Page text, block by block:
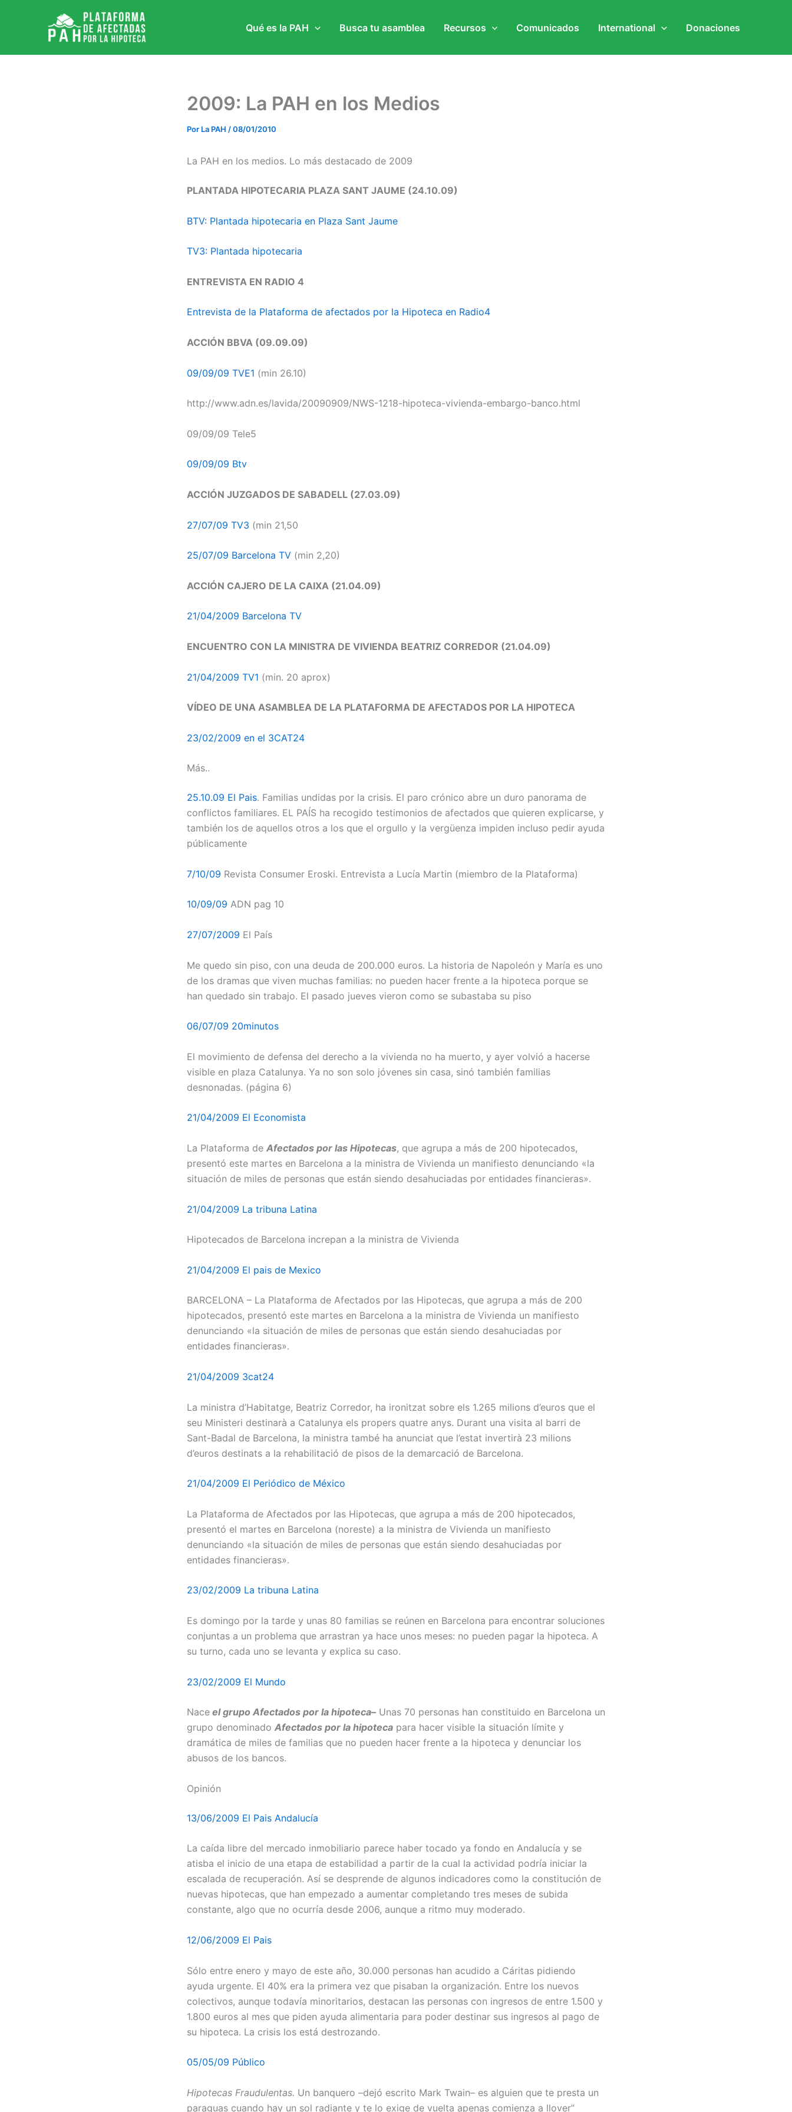
Qué es la PAH Busca tu asamblea Recursos Comunicados International Donaciones
2009: La PAH en los Medios
Por La PAH /08/01/2010
La PAH en los medios. Lo más destacado de 2009
PLANTADA HIPOTECARIA PLAZA SANT JAUME (24.10.09)
BTV: Plantada hipotecaria en Plaza Sant Jaume
TV3: Plantada hipotecaria
ENTREVISTA EN RADIO 4
Entrevista de la Plataforma de afectados por la Hipoteca en Radio4
ACCIÓN BBVA (09.09.09)
09/09/09 TVE1 (min 26.10)
http://www.adn.es/lavida/20090909/NWS-1218-hipoteca-vivienda-embargo-banco.html
09/09/09 Tele5
09/09/09 Btv
ACCIÓN JUZGADOS DE SABADELL (27.03.09)
27/07/09 TV3 (min 21,50
25/07/09 Barcelona TV (min 2,20)
ACCIÓN CAJERO DE LA CAIXA (21.04.09)
21/04/2009 Barcelona TV
ENCUENTRO CON LA MINISTRA DE VIVIENDA BEATRIZ CORREDOR (21.04.09)
21/04/2009 TV1 (min. 20 aprox)
VÍDEO DE UNA ASAMBLEA DE LA PLATAFORMA DE AFECTADOS POR LA HIPOTECA
23/02/2009 en el 3CAT24
Más..
25.10.09 El Pais. Familias undidas por la crisis. El paro crónico abre un duro panorama de
conflictos familiares. EL PAÍS ha recogido testimonios de afectados que quieren explicarse, y
también los de aquellos otros a los que el orgullo y la vergüenza impiden incluso pedir ayuda
públicamente
7/10/09 Revista Consumer Eroski. Entrevista a Lucía Martin (miembro de la Plataforma)
10/09/09 ADN pag 10
27/07/2009 El País
Me quedo sin piso, con una deuda de 200.000 euros. La historia de Napoleón y María es uno
de los dramas que viven muchas familias: no pueden hacer frente a la hipoteca porque se
han quedado sin trabajo. El pasado jueves vieron como se subastaba su piso
06/07/09 20minutos
El movimiento de defensa del derecho a la vivienda no ha muerto, y ayer volvió a hacerse
visible en plaza Catalunya. Ya no son solo jóvenes sin casa, sinó también familias
desnonadas. (página 6)
21/04/2009 El Economista
La Plataforma de Afectados por las Hipotecas, que agrupa a más de 200 hipotecados,
presentó este martes en Barcelona a la ministra de Vivienda un manifiesto denunciando «la
situación de miles de personas que están siendo desahuciadas por entidades financieras».
21/04/2009 La tribuna Latina
Hipotecados de Barcelona increpan a la ministra de Vivienda
21/04/2009 El pais de Mexico
BARCELONA – La Plataforma de Afectados por las Hipotecas, que agrupa a más de 200
hipotecados, presentó este martes en Barcelona a la ministra de Vivienda un manifiesto
denunciando «la situación de miles de personas que están siendo desahuciadas por
entidades financieras».
21/04/2009 3cat24
La ministra d’Habitatge, Beatriz Corredor, ha ironitzat sobre els 1.265 milions d’euros que el
seu Ministeri destinarà a Catalunya els propers quatre anys. Durant una visita al barri de
Sant-Badal de Barcelona, la ministra també ha anunciat que l’estat invertirà 23 milions
d’euros destinats a la rehabilitació de pisos de la demarcació de Barcelona.
21/04/2009 El Periódico de México
La Plataforma de Afectados por las Hipotecas, que agrupa a más de 200 hipotecados,
presentó el martes en Barcelona (noreste) a la ministra de Vivienda un manifiesto
denunciando «la situación de miles de personas que están siendo desahuciadas por
entidades financieras».
23/02/2009 La tribuna Latina
Es domingo por la tarde y unas 80 familias se reúnen en Barcelona para encontrar soluciones
conjuntas a un problema que arrastran ya hace unos meses: no pueden pagar la hipoteca. A
su turno, cada uno se levanta y explica su caso.
23/02/2009 El Mundo
Nace el grupo Afectados por la hipoteca– Unas 70 personas han constituido en Barcelona un
grupo denominado Afectados por la hipoteca para hacer visible la situación límite y
dramática de miles de familias que no pueden hacer frente a la hipoteca y denunciar los
abusos de los bancos.
Opinión
13/06/2009 El Pais Andalucía
La caída libre del mercado inmobiliario parece haber tocado ya fondo en Andalucía y se
atisba el inicio de una etapa de estabilidad a partir de la cual la actividad podría iniciar la
escalada de recuperación. Así se desprende de algunos indicadores como la constitución de
nuevas hipotecas, que han empezado a aumentar completando tres meses de subida
constante, algo que no ocurría desde 2006, aunque a ritmo muy moderado.
12/06/2009 El Pais
Sólo entre enero y mayo de este año, 30.000 personas han acudido a Cáritas pidiendo
ayuda urgente. El 40% era la primera vez que pisaban la organización. Entre los nuevos
colectivos, aunque todavía minoritarios, destacan las personas con ingresos de entre 1.500 y
1.800 euros al mes que piden ayuda alimentaria para poder destinar sus ingresos al pago de
su hipoteca. La crisis los está destrozando.
05/05/09 Público
Hipotecas Fraudulentas. Un banquero –dejó escrito Mark Twain– es alguien que te presta un
paraguas cuando hay un sol radiante y te lo exige de vuelta apenas comienza a llover”